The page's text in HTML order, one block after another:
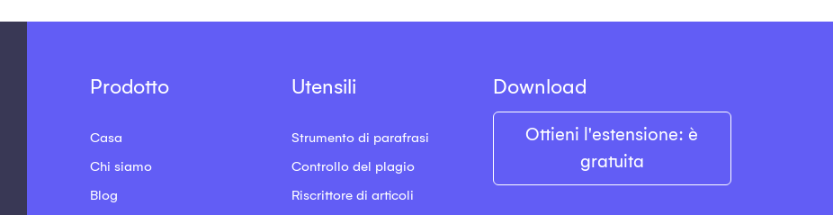
Prodotto
Casa
Chi siamo
Blog
Utensili
Strumento di parafrasi
Controllo del plagio
Riscrittore di articoli
Download
Ottieni l'estensione: è
gratuita